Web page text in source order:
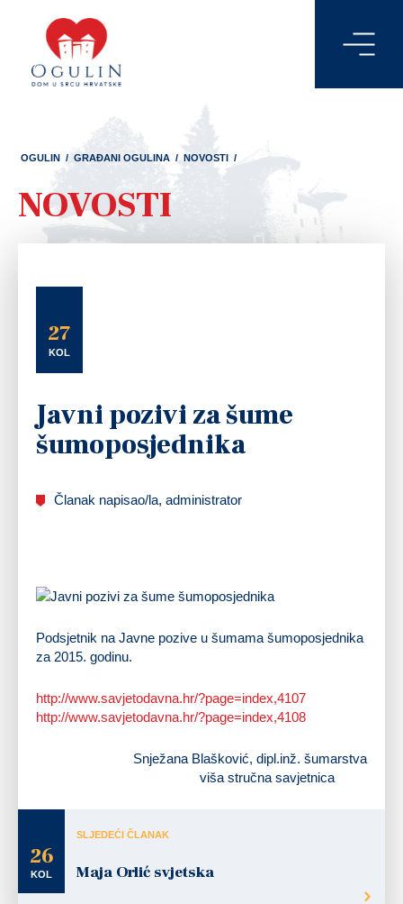
OGULIN / GRAĐANI OGULINA / NOVOSTI /
NOVOSTI
27
KOL
Javni pozivi za šume
šumoposjednika
Članak napisao/la, administrator
Podsjetnik na Javne pozive u šumama šumoposjednika
za 2015. godinu.
http://www.savjetodavna.hr/?page=index,4107
http://www.savjetodavna.hr/?page=index,4108
Snježana Blašković, dipl.inž. šumarstva
viša stručna savjetnica
26
KOL
SLJEDEĆI ČLANAK
Maja Orlić svjetska